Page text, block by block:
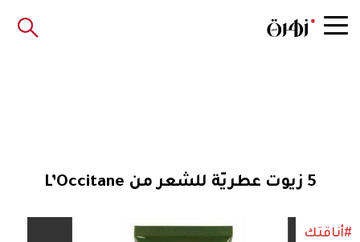
5 زيوت عطريّة للشعر من L’Occitane
#أناقتك